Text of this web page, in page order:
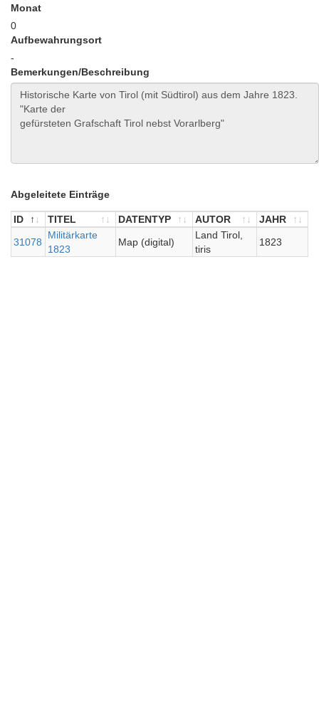
Monat
0
Aufbewahrungsort
-
Bemerkungen/Beschreibung
Abgeleitete Einträge
ID TITEL DATENTYP AUTOR
JAHR
TITEL AUTOR
31078
Militärkarte
1823
Map (digital)
Land Tirol,
tiris
1823